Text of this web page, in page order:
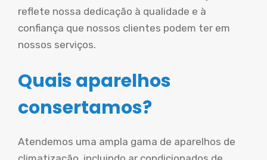
reflete nossa dedicação à qualidade e à
confiança que nossos clientes podem ter em
nossos serviços.
Quais aparelhos
consertamos?
Atendemos uma ampla gama de aparelhos de